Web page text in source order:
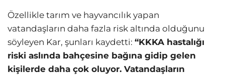
Özellikle tarım ve hayvancılık yapan
vatandaşların daha fazla risk altında olduğunu
söyleyen Kar, şunları kaydetti: “KKKA hastalığı
riski aslında bahçesine bağına gidip gelen
kişilerde daha çok oluyor. Vatandaşların